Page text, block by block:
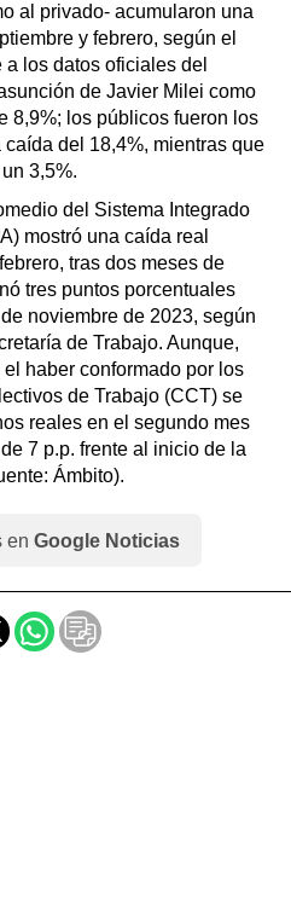
al privado- acumularon una
y febrero, según el
los datos oficiales del
de Javier Milei como
8,9%; los públicos fueron los
del 18,4%, mientras que
3,5%.
del Sistema Integrado
mostró una caída real
tras dos meses de
tres puntos porcentuales
noviembre de 2023, según
de Trabajo. Aunque,
haber conformado por los
de Trabajo (CCT) se
reales en el segundo mes
7 p.p. frente al inicio de la
Ámbito).
en Google Noticias